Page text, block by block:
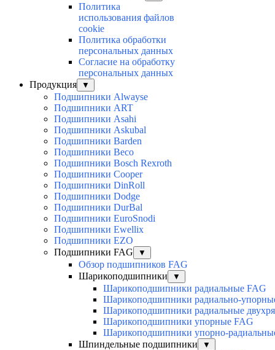
Политика
использования файлов
cookie
Политика обработки
персональных данных
Согласие на обработку
персональных данных
Продукция
▼
Подшипники Alwayse
Подшипники ART
Подшипники Asahi
Подшипники Askubal
Подшипники Barden
Подшипники Beco
Подшипники Bosch Rexroth
Подшипники Cooper
Подшипники DinRoll
Подшипники Dodge
Подшипники DurBal
Подшипники EuroSnodi
Подшипники Ewellix
Подшипники EZO
Подшипники FAG
▼
Обзор подшипников FAG
Шарикоподшипники
▼
Шарикоподшипники радиальные FAG
Шарикоподшипники радиально-
Шарикоподшипники радиальные
Шарикоподшипники упорные FAG
Шарикоподшипники упорно-
Шпиндельные подшипники
▼